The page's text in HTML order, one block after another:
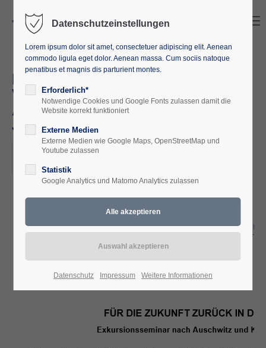
Für die Zukunft zurück in die
Vergangenheit - Exkursion nach
Auschwitz / Krakau (01. - 05.
Juni, 2026)
2026-06-01–2026-06-05
ORT: AUSCHWITZ / KRAKAU
Datenschutzeinstellungen
Lorem ipsum dolor sit amet, consectetuer adipiscing elit. Aenean
commodo ligula eget dolor. Aenean massa. Cum sociis natoque
penatibus et magnis dis parturient montes.
Erforderlich*
Notwendige Cookies und Google Fonts zulassen damit die
Website korrekt funktioniert
Externe Medien
Externe Medien wie Google Maps, OpenStreetMap und
Youtube zulassen
Statistik
Google Analytics und Matomo Analytics zulassen
Datenschutz Impressum Weitere Informationen